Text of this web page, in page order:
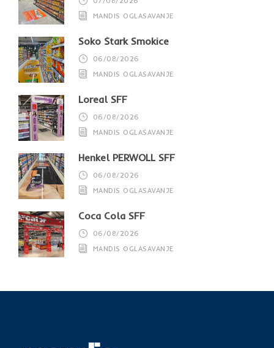
MANDIS OGLASAVANJE
Soko Štark Smokice
06/08/2026
MANDIS OGLASAVANJE
Loreal SFF
06/08/2026
MANDIS OGLASAVANJE
Henkel PERWOLL SFF
06/08/2026
MANDIS OGLASAVANJE
Coca Cola SFF
06/08/2026
MANDIS OGLASAVANJE